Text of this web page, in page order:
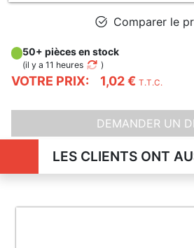
Comparer le
VOTRE PRIX: 1,02 € T.T.C.
50+ pièces en stock
(il y a 11 heures )
DEMANDER UN
LES CLIENTS ONT